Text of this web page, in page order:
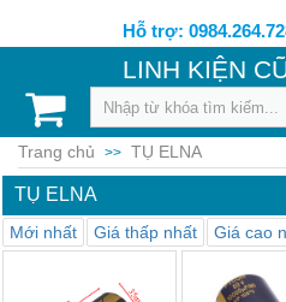
Hỗ trợ:
LINH KIỆN
Trang chủ >> TỤ ELNA
TỤ ELNA
Mới nhất Giá thấp nhất Giá cao